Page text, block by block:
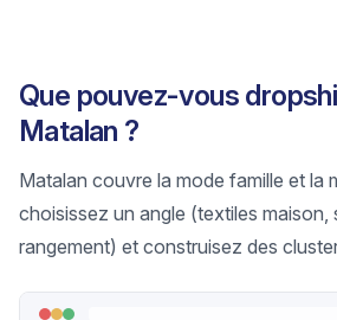
Que pouvez-vous
Matalan ?
Matalan couvre la mode famille et la
choisissez un angle (textiles maison,
rangement) et construisez des